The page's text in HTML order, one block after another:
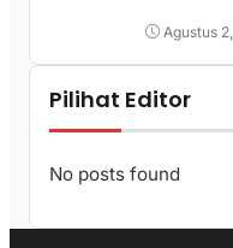
Agustus
Pilihat Editor
No posts found